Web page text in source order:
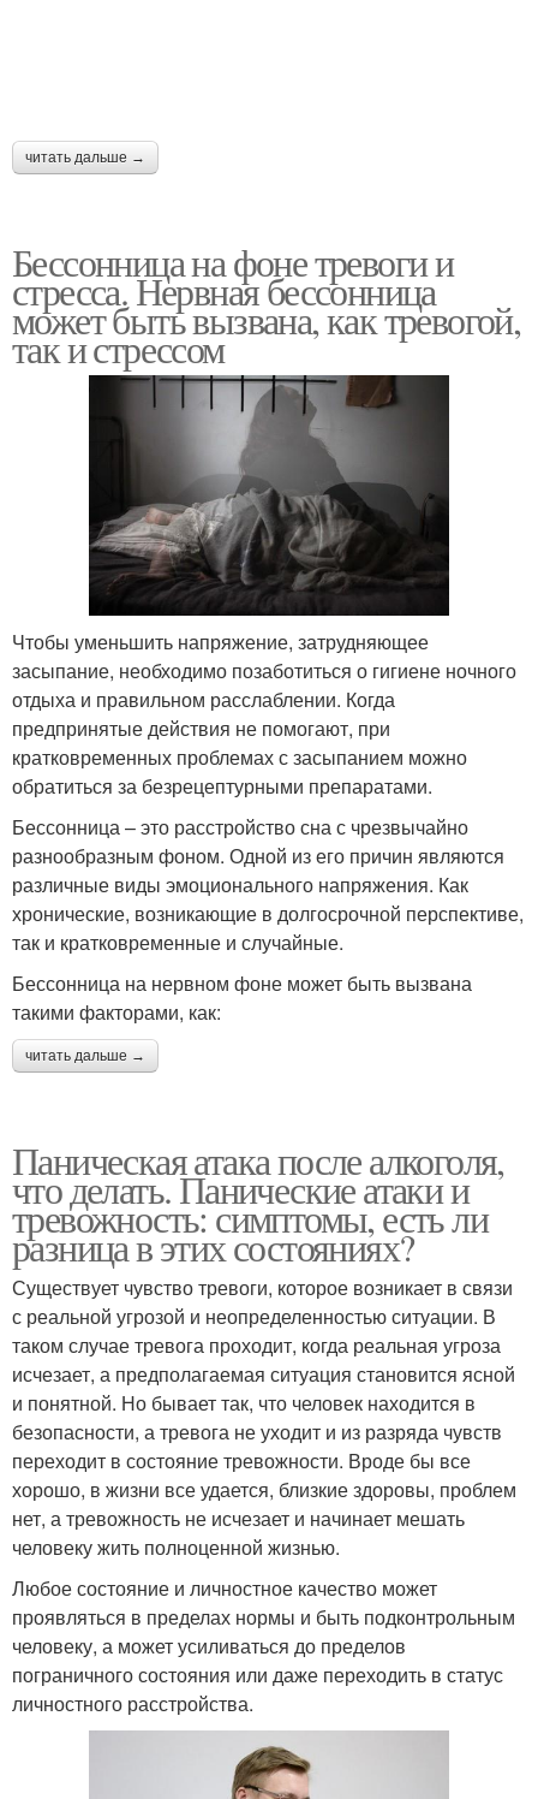
читать дальше →
Бессонница на фоне тревоги и
стресса. Нервная бессонница
может быть вызвана, как тревогой,
так и стрессом
Чтобы уменьшить напряжение, затрудняющее
засыпание, необходимо позаботиться о гигиене ночного
отдыха и правильном расслаблении. Когда
предпринятые действия не помогают, при
кратковременных проблемах с засыпанием можно
обратиться за безрецептурными препаратами.
Бессонница – это расстройство сна с чрезвычайно
разнообразным фоном. Одной из его причин являются
различные виды эмоционального напряжения. Как
хронические, возникающие в долгосрочной перспективе,
так и кратковременные и случайные.
Бессонница на нервном фоне может быть вызвана
такими факторами, как:
читать дальше →
Паническая атака после алкоголя,
что делать. Панические атаки и
тревожность: симптомы, есть ли
разница в этих состояниях?
Существует чувство тревоги, которое возникает в связи
с реальной угрозой и неопределенностью ситуации. В
таком случае тревога проходит, когда реальная угроза
исчезает, а предполагаемая ситуация становится ясной
и понятной. Но бывает так, что человек находится в
безопасности, а тревога не уходит и из разряда чувств
переходит в состояние тревожности. Вроде бы все
хорошо, в жизни все удается, близкие здоровы, проблем
нет, а тревожность не исчезает и начинает мешать
человеку жить полноценной жизнью.
Любое состояние и личностное качество может
проявляться в пределах нормы и быть подконтрольным
человеку, а может усиливаться до пределов
пограничного состояния или даже переходить в статус
личностного расстройства.